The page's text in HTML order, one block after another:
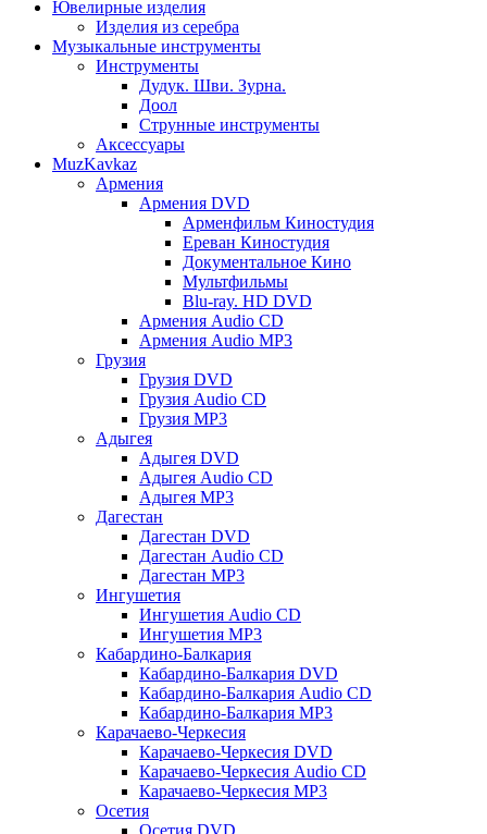
Ювелирные изделия
Изделия из серебра
Музыкальные инструменты
Инструменты
Дудук. Шви. Зурна.
Доол
Струнные инструменты
Аксессуары
MuzKavkaz
Армения
Армения DVD
Арменфильм Киностудия
Ереван Киностудия
Документальное Кино
Мультфильмы
Blu-ray. HD DVD
Армения Audio CD
Армения Audio MP3
Грузия
Грузия DVD
Грузия Audio CD
Грузия MP3
Адыгея
Адыгея DVD
Адыгея Audio CD
Адыгея MP3
Дагестан
Дагестан DVD
Дагестан Audio CD
Дагестан MP3
Ингушетия
Ингушетия Audio CD
Ингушетия MP3
Кабардино-Балкария
Кабардино-Балкария DVD
Кабардино-Балкария Audio CD
Кабардино-Балкария MP3
Карачаево-Черкесия
Карачаево-Черкесия DVD
Карачаево-Черкесия Audio CD
Карачаево-Черкесия MP3
Осетия
Осетия DVD